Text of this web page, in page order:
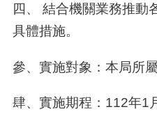
四、 結合機關業務推動
具體措施。
參、實施對象：本局所屬
肆、實施期程：112年1